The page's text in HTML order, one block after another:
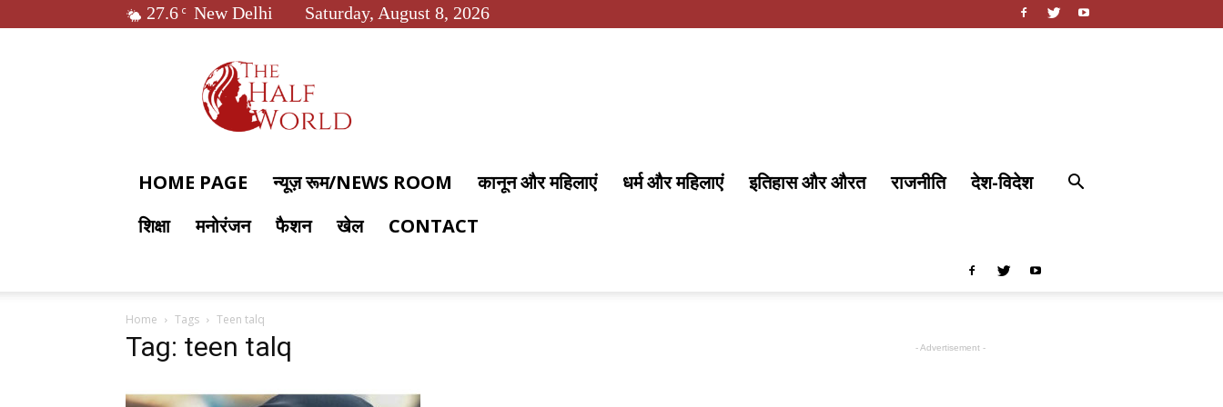
27.6 C New Delhi Saturday, August 8, 2026
World
HOME PAGE न्यूज़ रूम/NEWS ROOM कानून और महिलाएं धर्म और महिलाएं इतिहास और औरत राजनीति
देश-विदेश
शिक्षा
मनोरंजन फैशन खेल CONTACT
Home Tags Teen talq
Tag: teen talq - Advertisement -